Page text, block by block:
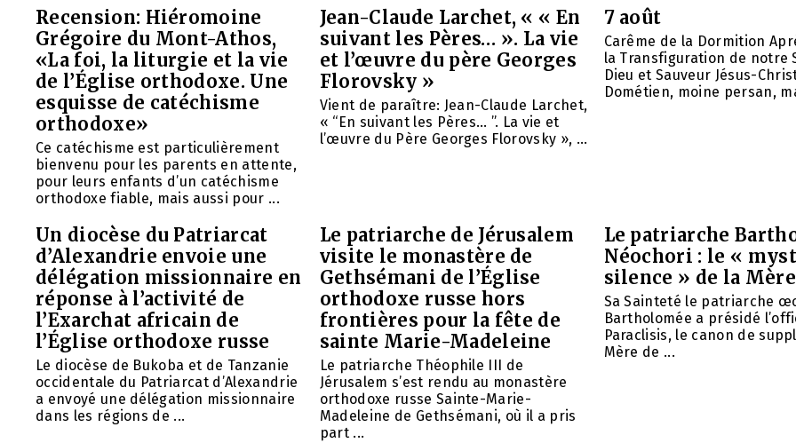
Recension: Hiéromoine
Grégoire du Mont-Athos,
«La foi, la liturgie et la vie
de l’Église orthodoxe. Une
esquisse de catéchisme
orthodoxe»
Ce catéchisme est particulièrement
bienvenu pour les parents en attente,
pour leurs enfants d’un catéchisme
orthodoxe fiable, mais aussi pour ...
Jean-Claude Larchet, « « En
suivant les Pères… ». La vie
et l’œuvre du père Georges
Florovsky »
Vient de paraître: Jean-Claude Larchet,
« “En suivant les Pères… ”. La vie et
l’œuvre du Père Georges Florovsky », ...
7 août
Carême de la Dormition
la Transfiguration de notre
Dieu et Sauveur Jésus-
Dométien, moine persan,
Un diocèse du Patriarcat
d’Alexandrie envoie une
délégation missionnaire en
réponse à l’activité de
l’Exarchat africain de
l’Église orthodoxe russe
Le diocèse de Bukoba et de Tanzanie
occidentale du Patriarcat d’Alexandrie
a envoyé une délégation missionnaire
dans les régions de ...
Le patriarche de Jérusalem
visite le monastère de
Gethsémani de l’Église
orthodoxe russe hors
frontières pour la fête de
sainte Marie-Madeleine
Le patriarche Théophile III de
Jérusalem s’est rendu au monastère
orthodoxe russe Sainte-Marie-
Madeleine de Gethsémani, où il a pris
part ...
Le patriarche
Néochori : le «
silence » de la
Sa Sainteté le patriarche
Bartholomée a présidé
Paraclisis, le canon de
Mère de ...